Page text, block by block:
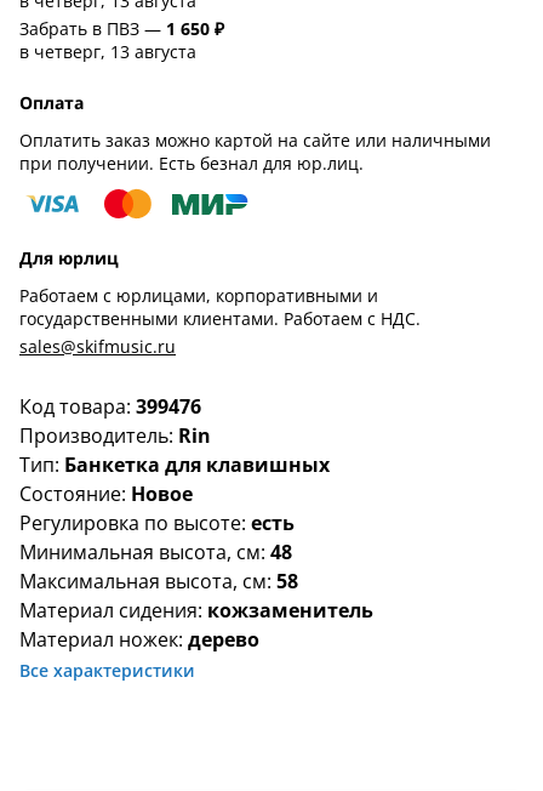
Код товара: 399476
Производитель: Rin
Тип: Банкетка для клавишных
Состояние: Новое
Регулировка по высоте: есть
Минимальная высота, см: 48
Максимальная высота, см: 58
Материал сидения: кожзаменитель
Материал ножек: дерево
Все характеристики
Забрать в ПВЗ — 1 650 ₽
в четверг, 13 августа
Оплата
Оплатить заказ можно картой на сайте или наличными
при получении. Есть безнал для юр.лиц.
Для юрлиц
Работаем с юрлицами, корпоративными и
государственными клиентами. Работаем с НДС.
sales@skifmusic.ru